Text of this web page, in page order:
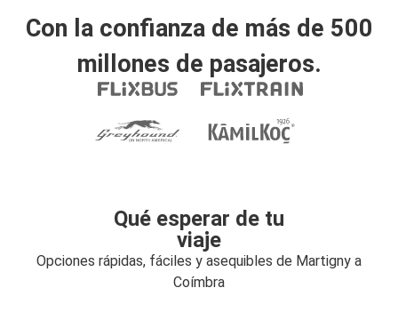
Con la confianza de más de 500
millones de pasajeros.
Qué esperar de tu
viaje
Opciones rápidas, fáciles y asequibles de Martigny a
Coímbra